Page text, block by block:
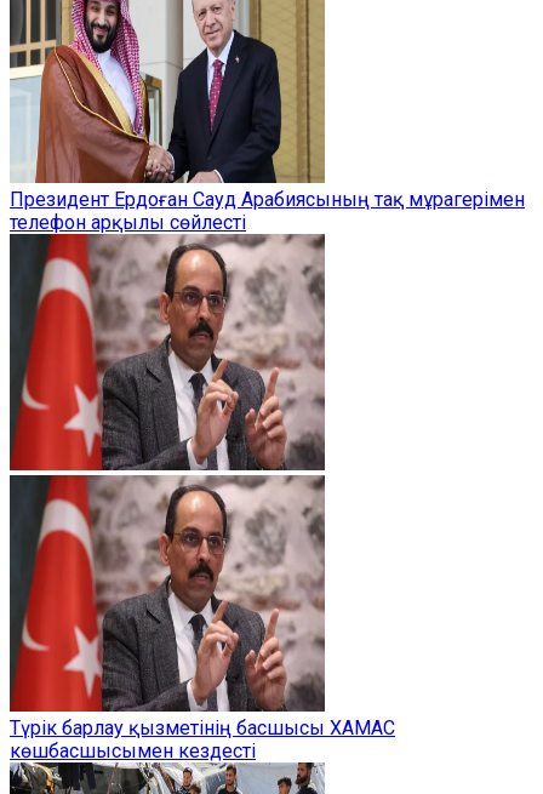
Президент Ердоған Сауд Арабиясының тақ мұрагерімен
телефон арқылы сөйлесті
Түрік барлау қызметінің басшысы ХАМАС
көшбасшысымен кездесті